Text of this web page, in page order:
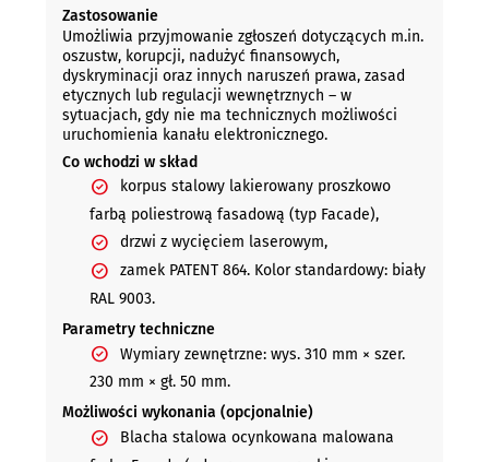
Zastosowanie
Umożliwia przyjmowanie zgłoszeń dotyczących m.in.
oszustw, korupcji, nadużyć finansowych,
dyskryminacji oraz innych naruszeń prawa, zasad
etycznych lub regulacji wewnętrznych – w
sytuacjach, gdy nie ma technicznych możliwości
uruchomienia kanału elektronicznego.
Co wchodzi w skład
korpus stalowy lakierowany proszkowo
farbą poliestrową fasadową (typ Facade),
drzwi z wycięciem laserowym,
zamek PATENT 864. Kolor standardowy: biały
RAL 9003.
Parametry techniczne
Wymiary zewnętrzne: wys. 310 mm × szer.
230 mm × gł. 50 mm.
Możliwości wykonania (opcjonalnie)
Blacha stalowa ocynkowana malowana